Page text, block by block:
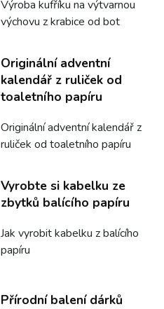
Výroba kufříku na výtvarnou
výchovu z krabice od bot
Originální adventní
kalendář z ruliček od
toaletního papíru
Originální adventní kalendář z
ruliček od toaletního papíru
Vyrobte si kabelku ze
zbytků balícího papíru
Jak vyrobit kabelku z balícího
papíru
Přírodní balení dárků